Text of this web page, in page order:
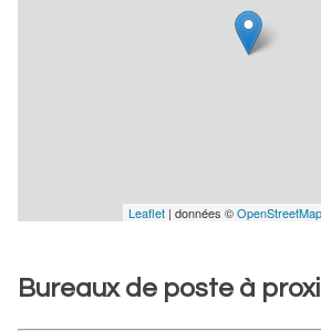
Leaflet | données ©OpenStreetMap
Bureaux de poste à